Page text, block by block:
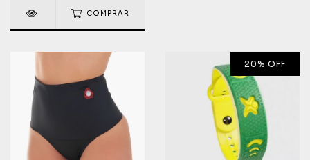
COMPRAR
20% OFF